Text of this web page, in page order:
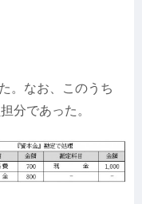
。なお、このうち
分であった。